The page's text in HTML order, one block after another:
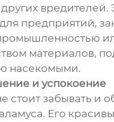
вредителей.
для предприятий,
материалов,
насекомыми.
и успокоение
стоит забывать и
Его